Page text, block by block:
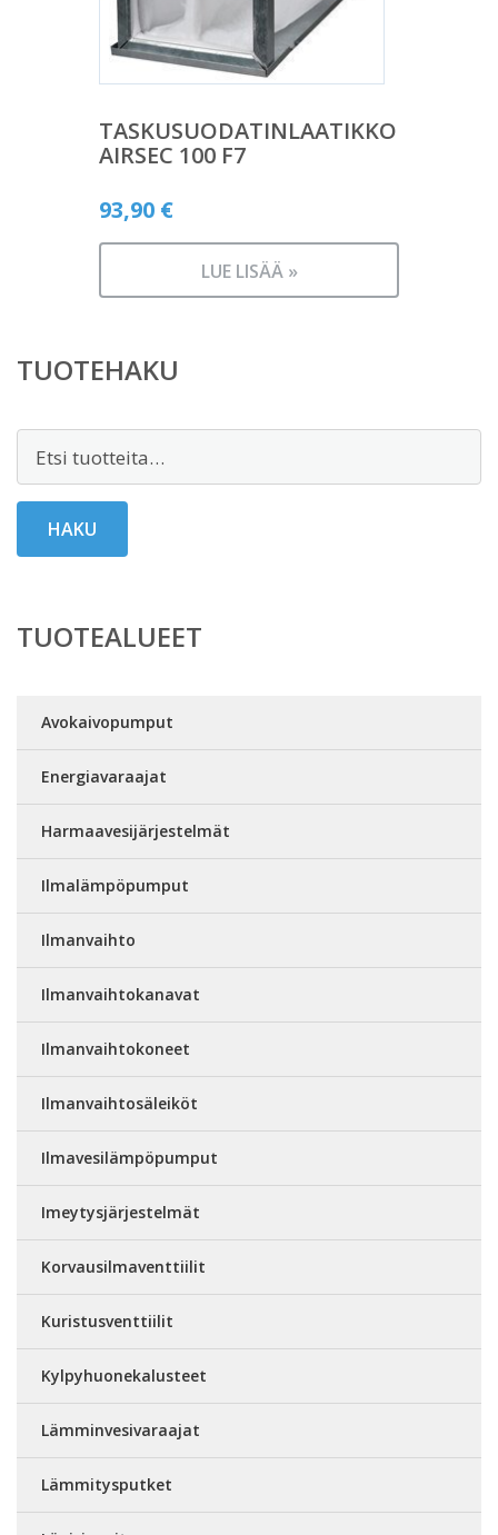
TASKUSUODATINLAATIKKO
AIRSEC 100 F7
93,90 €
LUE LISÄÄ »
TUOTEHAKU
HAKU
TUOTEALUEET
Avokaivopumput
Energiavaraajat
Harmaavesijärjestelmät
Ilmalämpöpumput
Ilmanvaihto
Ilmanvaihtokanavat
Ilmanvaihtokoneet
Ilmanvaihtosäleiköt
Ilmavesilämpöpumput
Imeytysjärjestelmät
Korvausilmaventtiilit
Kuristusventtiilit
Kylpyhuonekalusteet
Lämminvesivaraajat
Lämmitysputket